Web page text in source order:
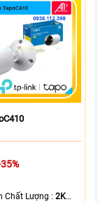
Chất Lượng :2K